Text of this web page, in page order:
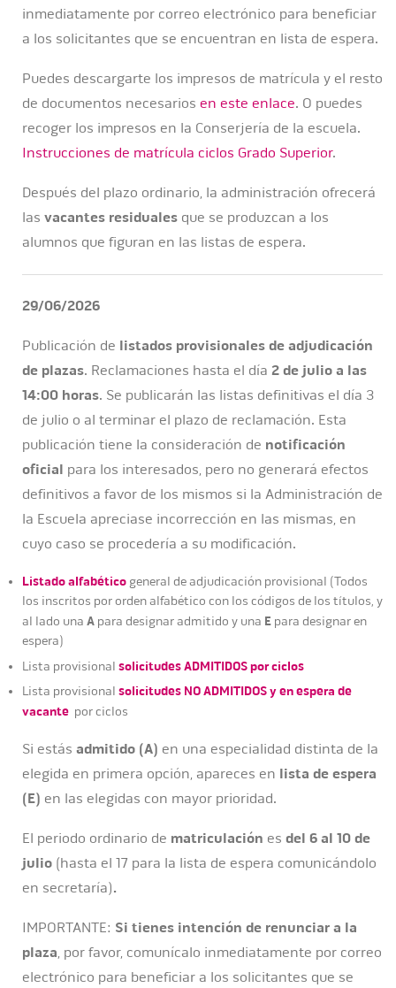
inmediatamente por correo electrónico para beneficiar
a los solicitantes que se encuentran en lista de espera.
Puedes descargarte los impresos de matrícula y el resto
de documentos necesarios en este enlace. O puedes
recoger los impresos en la Conserjería de la escuela.
Instrucciones de matrícula ciclos Grado Superior.
Después del plazo ordinario, la administración ofrecerá
las vacantes residuales que se produzcan a los
alumnos que figuran en las listas de espera.
29/06/2026
Publicación de listados provisionales de adjudicación
de plazas. Reclamaciones hasta el día 2 de julio a las
14:00 horas. Se publicarán las listas definitivas el día 3
de julio o al terminar el plazo de reclamación. Esta
publicación tiene la consideración de notificación
oficial para los interesados, pero no generará efectos
definitivos a favor de los mismos si la Administración de
la Escuela apreciase incorrección en las mismas, en
cuyo caso se procedería a su modificación.
Listado alfabético general de adjudicación provisional (Todos
los inscritos por orden alfabético con los códigos de los títulos, y
al lado una A para designar admitido y una E para designar en
espera)
Lista provisional solicitudes ADMITIDOS por ciclos
Lista provisional solicitudes NO ADMITIDOS y en espera de
vacante por ciclos
Si estás admitido (A) en una especialidad distinta de la
elegida en primera opción, apareces en lista de espera
(E) en las elegidas con mayor prioridad.
El periodo ordinario de matriculación es del 6 al 10 de
julio (hasta el 17 para la lista de espera comunicándolo
en secretaría).
IMPORTANTE: Si tienes intención de renunciar a la
plaza, por favor, comunícalo inmediatamente por correo
electrónico para beneficiar a los solicitantes que se